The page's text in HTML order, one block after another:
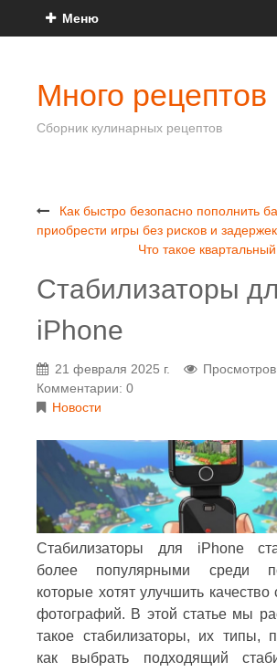
Меню
Много рецептов
Сборник кулинарных рецептов
Как быстро безопасно пополнить
приобрести игры без рисков и задержек
Что такое
Стабилизаторы
iPhone
21 февраля 2025 г.
Комментарии: 0
Новости
Стабилизаторы для iPhone
более популярными среди
которые хотят улучшить
фотографий. В этой статье мы
такое стабилизаторы, их типы,
как выбрать подходящий